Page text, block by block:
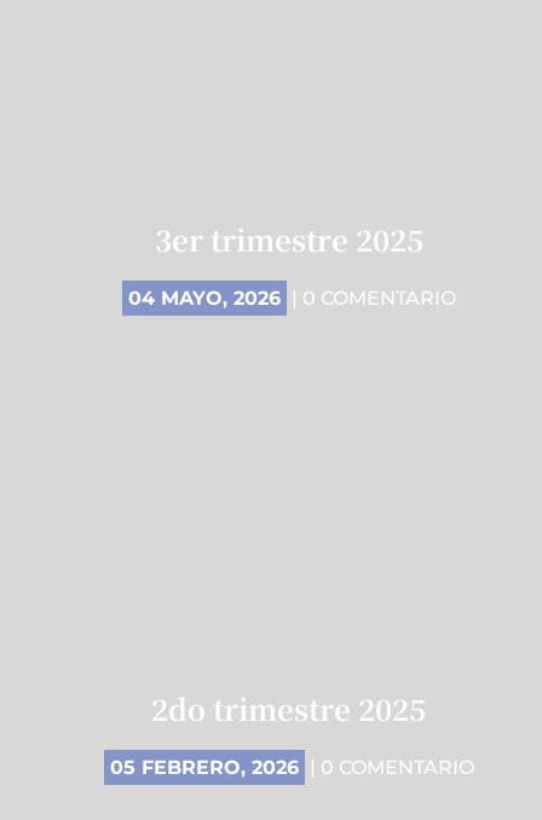
3er trimestre 2025
04 MAYO, 2026 | 0 COMENTARIO
2do trimestre 2025
05 FEBRERO, 2026 | 0 COMENTARIO